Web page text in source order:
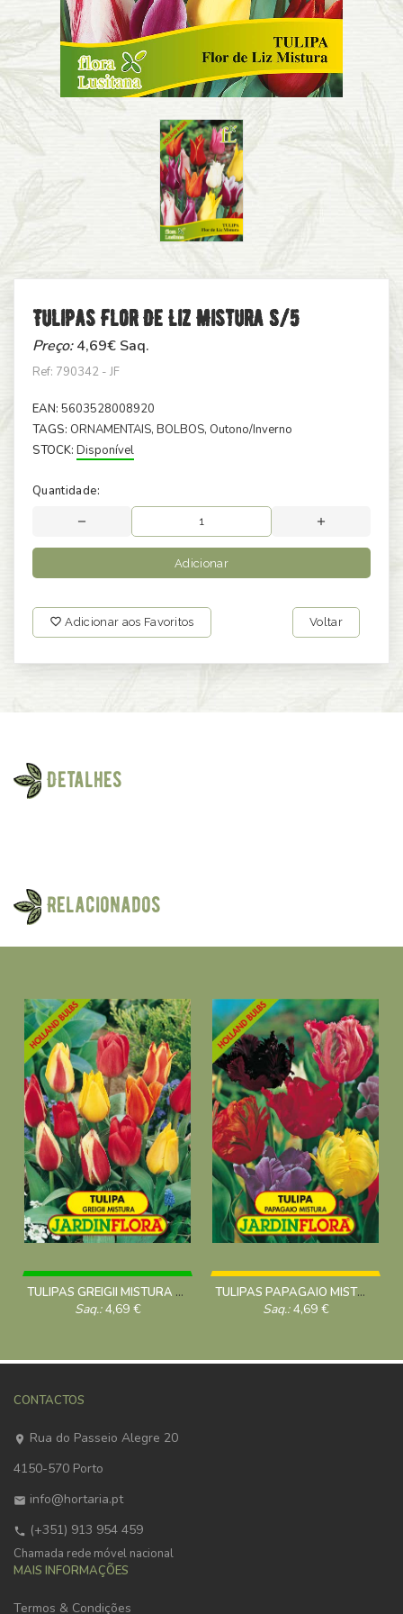
Tulipas Flor De Liz Mistura S/5
Preço:4,69€ Saq.
Ref: 790342 - JF
EAN: 5603528008920
TAGS: ORNAMENTAIS, BOLBOS, Outono/Inverno
STOCK: Disponível
Quantidade:
Adicionar
Adicionar aos Favoritos Voltar
Detalhes
Relacionados
TULIPAS GREIGII MISTURA S/5
Saq.:4,69 €
TULIPAS PAPAGAIO MISTURA S/5
Saq.:4,69 €
CONTACTOS
Rua do Passeio Alegre 20
4150-570 Porto
info@hortaria.pt
(+351) 913 954 459
Chamada rede móvel nacional
MAIS INFORMAÇÕES
Termos & Condições